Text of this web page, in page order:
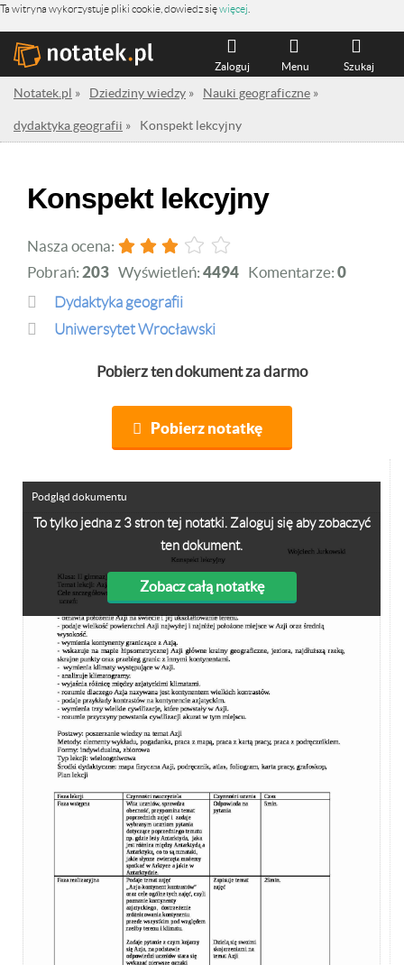
Ta witryna wykorzystuje pliki cookie, dowiedz sięwięcej
Szukaj
Menu
Zaloguj
Notatek.pl » Dziedziny wiedzy » Nauki geograficzne »
dydaktyka geografii » Konspekt lekcyjny
Konspekt lekcyjny
Nasza ocena:
Pobrań: 203 Wyświetleń: 4494 Komentarze: 0
dydaktyka geografii
Uniwersytet Wrocławski
Pobierz ten dokument za darmo
Pobierz notatkę
To tylko jedna z 3 stron tej notatki. Zaloguj się aby zobaczyć
ten dokument.
Zobacz całą notatkę
Podgląd dokumentu